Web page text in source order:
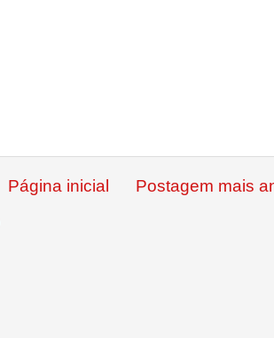
Postagem mais
Página inicial